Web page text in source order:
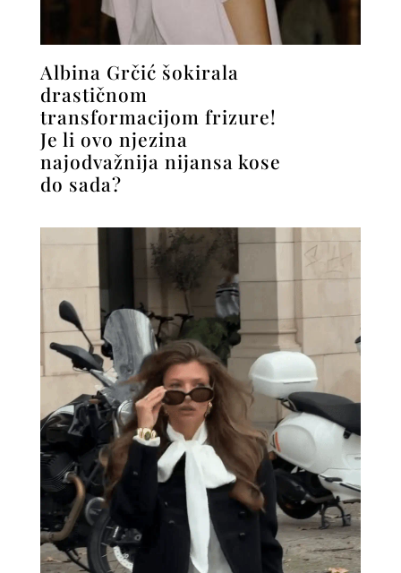
Albina Grčić šokirala
drastičnom
transformacijom frizure!
Je li ovo njezina
najodvažnija nijansa kose
do sada?